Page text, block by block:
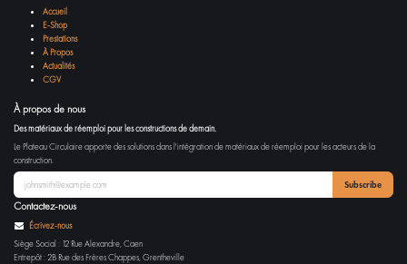
Accueil
E-Shop
Prestations
À Propos
Actualités
CGV
À propos de nous
Des matériaux de réemploi pour les constructions de demain.
Le Plateau Circulaire apporte des solutions dans l'intégration de matériaux de réemploi pour les acteurs de la
construction.
Subscribe
Contactez-nous
Écrivez-nous
Siège Social : 12 Rue Alexandre, Caen
Entrepôt : 2B Rue des Frères Chappes, Grentheville